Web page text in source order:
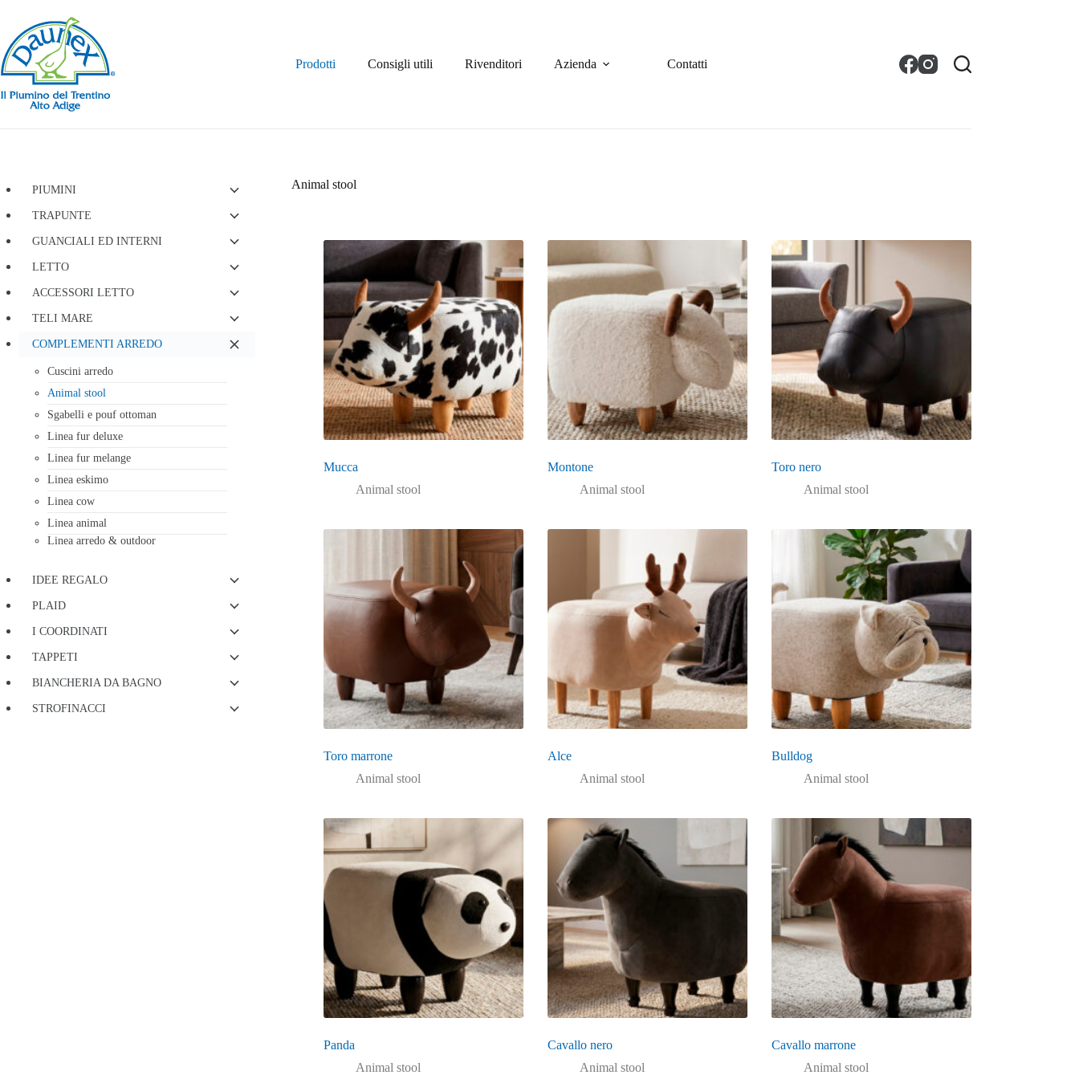
contenuto
Prodotti Consigli utili Rivenditori Azienda Contatti
Animal stool
Mucca
Animal stool
Montone
Animal stool
Toro nero
Animal stool
Toro marrone
Animal stool
Alce
Animal stool
Bulldog
Animal stool
Panda
Animal stool
Cavallo nero
Animal stool
Cavallo marrone
Animal stool
PIUMINI
TRAPUNTE
GUANCIALI ED INTERNI
LETTO
ACCESSORI LETTO
TELI MARE
COMPLEMENTI ARREDO
Cuscini arredo
Animal stool
Sgabelli e pouf ottoman
Linea fur deluxe
Linea fur melange
Linea eskimo
Linea cow
Linea animal
Linea arredo & outdoor
IDEE REGALO
PLAID
I COORDINATI
TAPPETI
BIANCHERIA DA BAGNO
STROFINACCI